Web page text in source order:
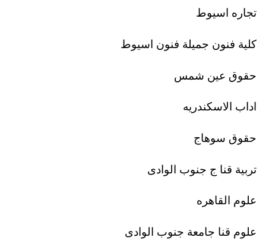
تجاره اسيوط
كلية فنون جميلة فنون اسيوط
حقوق عين شمس
اداب الاسكندريه
حقوق سوهاج
تربية قنا ج جنوب الوادى
علوم القاهره
علوم قنا جامعة جنوب الوادى